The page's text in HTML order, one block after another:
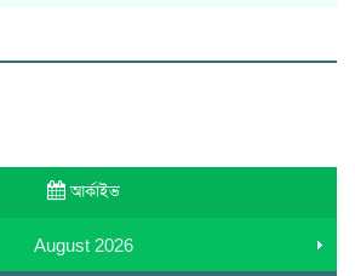
আর্কাইভ
August 2026